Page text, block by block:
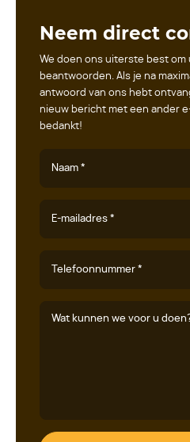
Neem direct
We doen ons uiterste best om
beantwoorden. Als je na
antwoord van ons hebt
nieuw bericht met een ander
bedankt!
Naam *
E-mailadres *
Telefoonnummer *
Wat kunnen we voor u